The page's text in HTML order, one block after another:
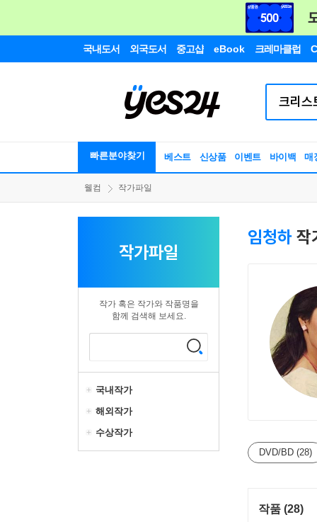
국내도서 외국도서 중고샵 eBook 크레마클럽
빠른분야찾기 베스트 신상품 이벤트 바이백 매
웰컴 작가파일
작가파일
작가 혹은 작가와 작품명을
함께 검색해 보세요.
국내작가
해외작가
수상작가
임청하 작
DVD/BD (28)
작품 (28)